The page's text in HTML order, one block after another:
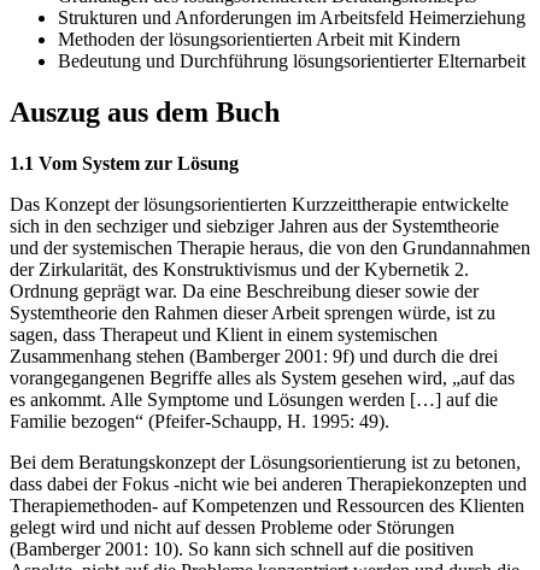
Strukturen und Anforderungen im Arbeitsfeld Heimerziehung
Methoden der lösungsorientierten Arbeit mit Kindern
Bedeutung und Durchführung lösungsorientierter Elternarbeit
Auszug aus dem Buch
1.1 Vom System zur Lösung
Das Konzept der lösungsorientierten Kurzzeittherapie entwickelte
sich in den sechziger und siebziger Jahren aus der Systemtheorie
und der systemischen Therapie heraus, die von den Grundannahmen
der Zirkularität, des Konstruktivismus und der Kybernetik 2.
Ordnung geprägt war. Da eine Beschreibung dieser sowie der
Systemtheorie den Rahmen dieser Arbeit sprengen würde, ist zu
sagen, dass Therapeut und Klient in einem systemischen
Zusammenhang stehen (Bamberger 2001: 9f) und durch die drei
vorangegangenen Begriffe alles als System gesehen wird, „auf das
es ankommt. Alle Symptome und Lösungen werden […] auf die
Familie bezogen“ (Pfeifer-Schaupp, H. 1995: 49).
Bei dem Beratungskonzept der Lösungsorientierung ist zu betonen,
dass dabei der Fokus -nicht wie bei anderen Therapiekonzepten und
Therapiemethoden- auf Kompetenzen und Ressourcen des Klienten
gelegt wird und nicht auf dessen Probleme oder Störungen
(Bamberger 2001: 10). So kann sich schnell auf die positiven